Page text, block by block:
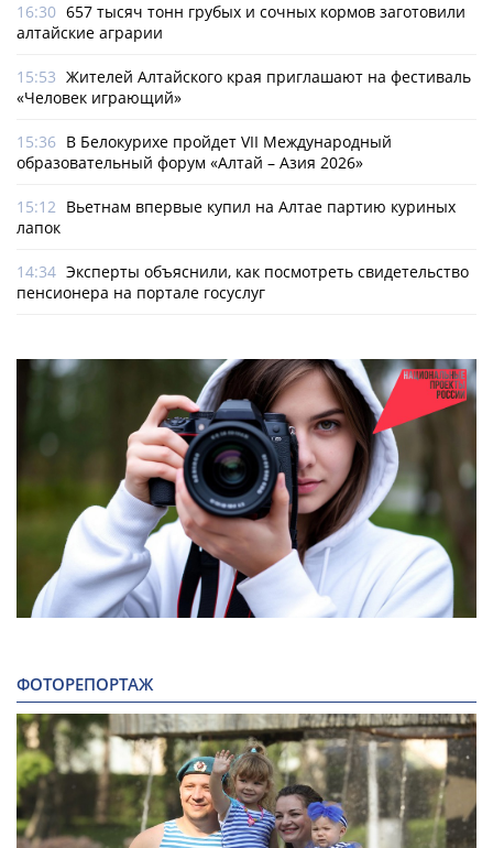
16:30 657 тысяч тонн грубых и сочных кормов заготовили
алтайские аграрии
15:53 Жителей Алтайского края приглашают на фестиваль
«Человек играющий»
15:36 В Белокурихе пройдет VII Международный
образовательный форум «Алтай – Азия 2026»
15:12 Вьетнам впервые купил на Алтае партию куриных
лапок
14:34 Эксперты объяснили, как посмотреть свидетельство
пенсионера на портале госуслуг
ФОТОРЕПОРТАЖ